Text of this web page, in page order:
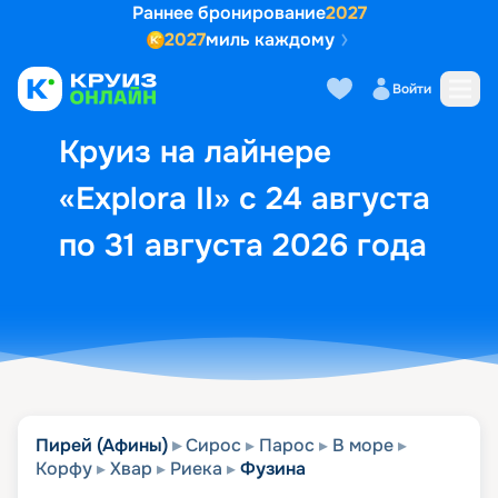
Раннее бронирование2027
2027миль каждому
Войти
Круиз на лайнере
«Explora II» с 24 августа
по 31 августа 2026 года
Выбор кают Маршрут и
Пирей (Афины) Сирос Парос
В море
Корфу
Хвар Риека Фузина